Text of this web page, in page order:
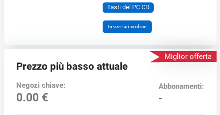
Tasti del PC CD
Inserisci codice
Miglior offerta
Prezzo più basso attuale
Negozi chiave:
0.00 €
Abbonamenti:
-